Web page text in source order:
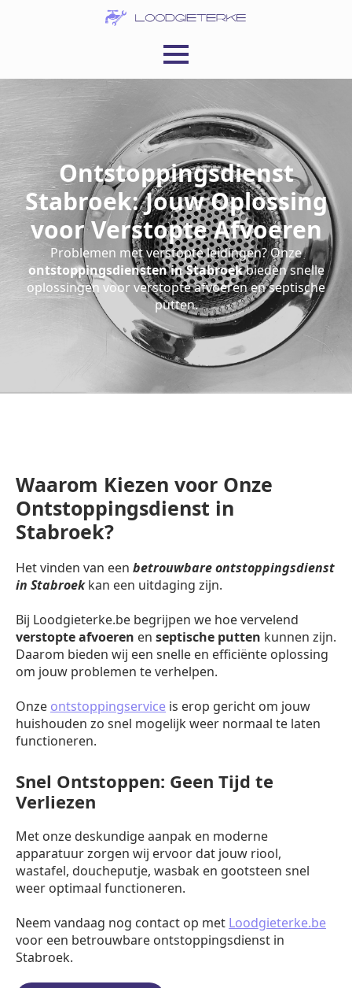
Ontstoppingsdienst
Stabroek: Jouw Oplossing
voor Verstopte Afvoeren
Problemen met verstopte leidingen? Onze
ontstoppingsdiensten in Stabroekbieden snelle
oplossingen voor verstopte afvoeren en septische
putten.
Waarom Kiezen voor Onze
Ontstoppingsdienst in
Stabroek?
Het vinden van een betrouwbare ontstoppingsdienst
in Stabroekkan een uitdaging zijn.
Bij Loodgieterke.be begrijpen we hoe vervelend
verstopte afvoeren en septische putten kunnen zijn.
Daarom bieden wij een snelle en efficiënte oplossing
om jouw problemen te verhelpen.
Onze ontstoppingservice is erop gericht om jouw
huishouden zo snel mogelijk weer normaal te laten
functioneren.
Snel Ontstoppen: Geen Tijd te
Verliezen
Met onze deskundige aanpak en moderne
apparatuur zorgen wij ervoor dat jouw riool,
wastafel, doucheputje, wasbak en gootsteen snel
weer optimaal functioneren.
Neem vandaag nog contact op met Loodgieterke.be
voor een betrouwbare ontstoppingsdienst in
Stabroek.